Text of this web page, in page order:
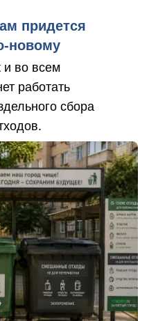
придется
новому
и во всем
работать
сбора